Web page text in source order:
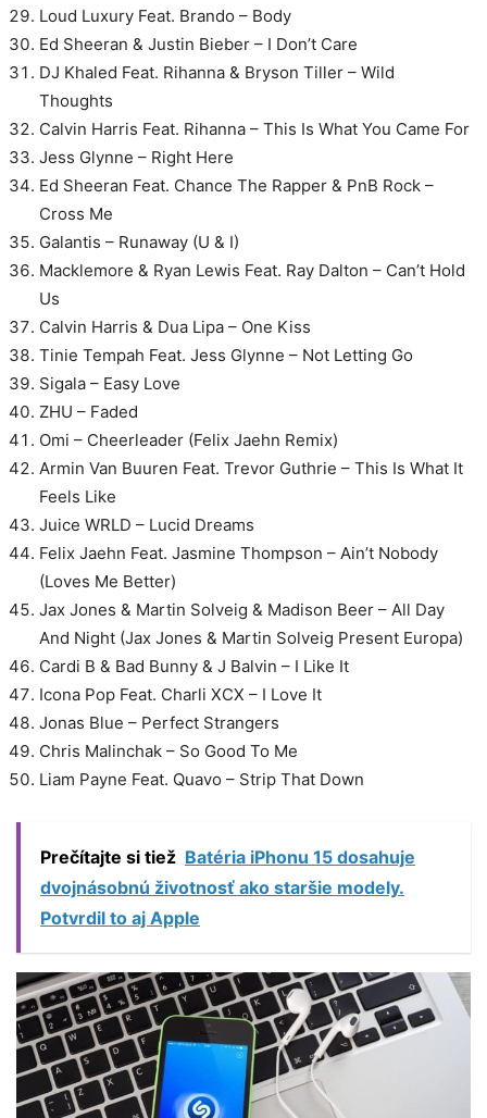
Loud Luxury Feat. Brando – Body
Ed Sheeran & Justin Bieber – I Don’t Care
DJ Khaled Feat. Rihanna & Bryson Tiller – Wild
Thoughts
Calvin Harris Feat. Rihanna – This Is What You Came For
Jess Glynne – Right Here
Ed Sheeran Feat. Chance The Rapper & PnB Rock –
Cross Me
Galantis – Runaway (U & I)
Macklemore & Ryan Lewis Feat. Ray Dalton – Can’t Hold
Us
Calvin Harris & Dua Lipa – One Kiss
Tinie Tempah Feat. Jess Glynne – Not Letting Go
Sigala – Easy Love
ZHU – Faded
Omi – Cheerleader (Felix Jaehn Remix)
Armin Van Buuren Feat. Trevor Guthrie – This Is What It
Feels Like
Juice WRLD – Lucid Dreams
Felix Jaehn Feat. Jasmine Thompson – Ain’t Nobody
(Loves Me Better)
Jax Jones & Martin Solveig & Madison Beer – All Day
And Night (Jax Jones & Martin Solveig Present Europa)
Cardi B & Bad Bunny & J Balvin – I Like It
Icona Pop Feat. Charli XCX – I Love It
Jonas Blue – Perfect Strangers
Chris Malinchak – So Good To Me
Liam Payne Feat. Quavo – Strip That Down​
Prečítajte si tiež Batéria iPhonu 15 dosahuje
dvojnásobnú životnosť ako staršie modely.
Potvrdil to aj Apple